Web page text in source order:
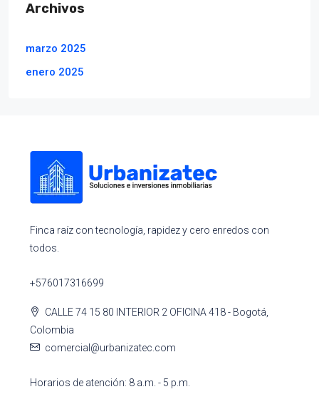
Archivos
marzo 2025
enero 2025
Finca raíz con tecnología, rapidez y cero enredos con
todos.
+576017316699
CALLE 74 15 80 INTERIOR 2 OFICINA 418 - Bogotá,
Colombia
comercial@urbanizatec.com
Horarios de atención: 8 a.m. - 5 p.m.